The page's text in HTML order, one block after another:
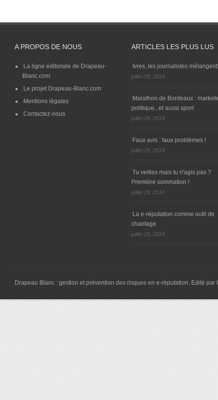
A PROPOS DE NOUS
La ligne éditoriale de Drapeau-
Blanc.com
Le projet Drapeau-Blanc.com
Mentions légales
Contactez-nous
ARTICLES LES PLUS LUS
Ivres, les journalistes
juillet 29, 2014
Marathon de Bordeaux :
politique...et aussi sport
juillet 29, 2014
Faux avis : faux problèmes !
juillet 29, 2014
Tu veilles mais tu n'agis pas ?
Première sommation !
juillet 29, 2014
La e-réputation comme outil de
chantage
juillet 29, 2014
Drapeau Blanc : gestion et prévention des risques en e-réputation. Edité